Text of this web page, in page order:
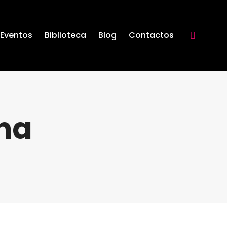
Eventos Biblioteca Blog Contactos Search: